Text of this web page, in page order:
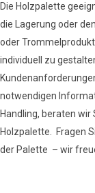
Die Holzpalette
die Lagerung oder
oder
individuell zu
notwendigen
Handling, beraten
Holzpalette. Fragen
der Palette – wir